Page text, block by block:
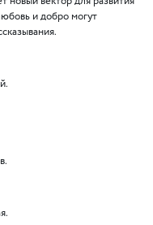
и добро могут